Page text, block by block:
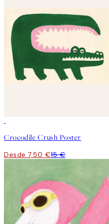
Crocodile Crush Poster
Desde 7,50 €15 €